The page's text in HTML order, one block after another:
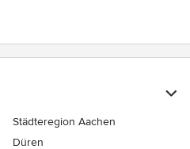
Städteregion Aachen
Düren